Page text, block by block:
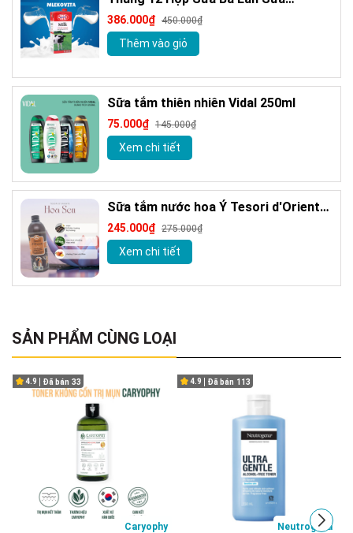
MLEKOVITA Sữa Tươi Nguyên Kem 1 L
Sữa Nhập Khẩu
386.000₫ 450.000₫
Thêm vào giỏ
Sữa tắm thiên nhiên Vidal 250ml
75.000₫ 145.000₫
Xem chi tiết
Sữa tắm nước hoa Ý Tesori d'Oriente
chính hãng 500ml kèm vòi
245.000₫ 275.000₫
Xem chi tiết
SẢN PHẨM CÙNG LOẠI
4.9 Đã bán 33
Caryophy
4.9 Đã bán 113
Neutrogena